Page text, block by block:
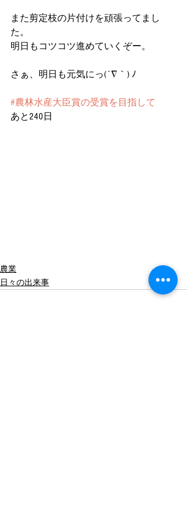
また剪定枝の片付けを頑張ってまし
た。
明日もコツコツ進めていくぞー。
さぁ、明日も元気にっ(´∇｀) ﾉ
#農林水産大臣賞の受賞を目指して
あと240日
農業
日々の出来事